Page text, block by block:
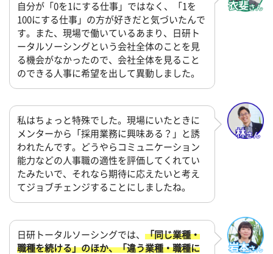
自分が「0を1にする仕事」ではなく、「1を
100にする仕事」の方が好きだと気づいたんで
す。また、現場で働いているあまり、日研ト
ータルソーシングという会社全体のことを見
る機会がなかったので、会社全体を見ること
のできる人事に希望を出して異動しました。
私はちょっと特殊でした。現場にいたときに
メンターから「採用業務に興味ある？」と誘
われたんです。どうやらコミュニケーション
能力などの人事職の適性を評価してくれてい
たみたいで、それなら期待に応えたいと考え
てジョブチェンジすることにしましたね。
日研トータルソーシングでは、 「同じ業種・
職種を続ける」のほか、「違う業種・職種に